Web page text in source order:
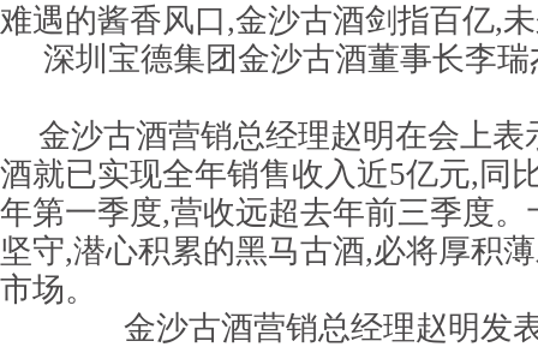
难遇的酱香风口,金沙古酒剑指百亿,
深圳宝德集团金沙古酒董事长李
金沙古酒营销总经理赵明在会上表
酒就已实现全年销售收入近5亿元,同
年第一季度,营收远超去年前三季度
坚守,潜心积累的黑马古酒,必将厚积
市场。
金沙古酒营销总经理赵明发